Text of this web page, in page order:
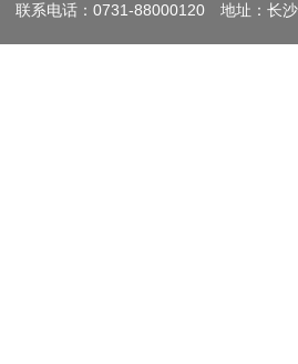
联系电话：0731-88000120 地址：